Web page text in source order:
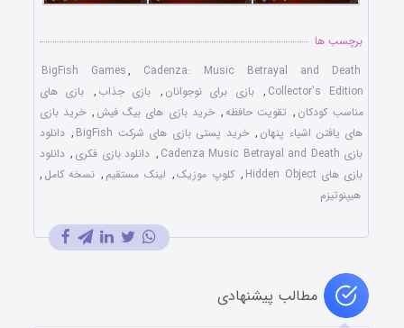
برچسب ها
BigFish Games, Cadenza: Music Betrayal and Death
Collector's Edition
, بازی برای نوجوانان , بازی جذاب , بازی های
مناسب کودکان , تقویت حافظه, خرید بازی های بیگ فیش , خرید بازی
های یافتن اشیاء پنهان , خرید پستی بازی های شرکت BigFish , دانلود
بازی Cadenza Music Betrayal and Death
, دانلود بازی فکری , دانلود
بازی های Hidden Object
, کلوپ موزیک, لینک مستقیم , نسخه کامل ,
هیپنوتیزم
مطالب پیشنهادی